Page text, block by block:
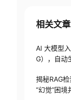
相关文章
AI 大模型
G），自动
揭秘RAG
“幻觉”困境